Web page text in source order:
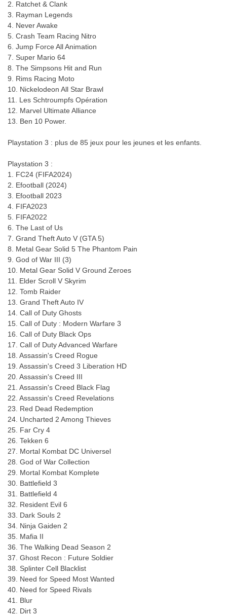
2. Ratchet & Clank
3. Rayman Legends
4. Never Awake
5. Crash Team Racing Nitro
6. Jump Force All Animation
7. Super Mario 64
8. The Simpsons Hit and Run
9. Rims Racing Moto
10. Nickelodeon All Star Brawl
11. Les Schtroumpfs Opération
12. Marvel Ultimate Alliance
13. Ben 10 Power.
Playstation 3 : plus de 85 jeux pour les jeunes et les enfants.
Playstation 3 :
1. FC24 (FIFA2024)
2. Efootball (2024)
3. Efootball 2023
4. FIFA2023
5. FIFA2022
6. The Last of Us
7. Grand Theft Auto V (GTA 5)
8. Metal Gear Solid 5 The Phantom Pain
9. God of War III (3)
10. Metal Gear Solid V Ground Zeroes
11. Elder Scroll V Skyrim
12. Tomb Raider
13. Grand Theft Auto IV
14. Call of Duty Ghosts
15. Call of Duty : Modern Warfare 3
16. Call of Duty Black Ops
17. Call of Duty Advanced Warfare
18. Assassin's Creed Rogue
19. Assassin's Creed 3 Liberation HD
20. Assassin's Creed III
21. Assassin's Creed Black Flag
22. Assassin's Creed Revelations
23. Red Dead Redemption
24. Uncharted 2 Among Thieves
25. Far Cry 4
26. Tekken 6
27. Mortal Kombat DC Universel
28. God of War Collection
29. Mortal Kombat Komplete
30. Battlefield 3
31. Battlefield 4
32. Resident Evil 6
33. Dark Souls 2
34. Ninja Gaiden 2
35. Mafia II
36. The Walking Dead Season 2
37. Ghost Recon : Future Soldier
38. Splinter Cell Blacklist
39. Need for Speed Most Wanted
40. Need for Speed Rivals
41. Blur
42. Dirt 3